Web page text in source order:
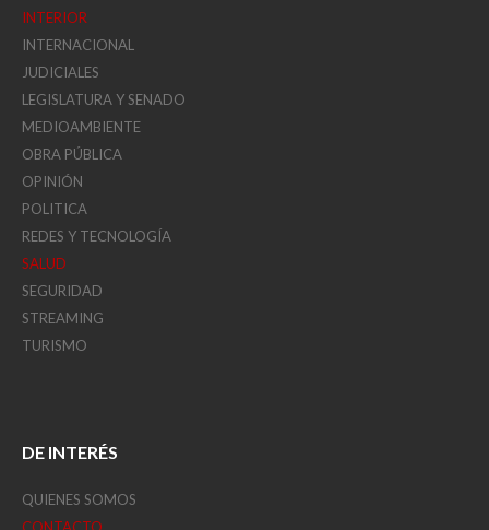
INTERIOR
INTERNACIONAL
JUDICIALES
LEGISLATURA Y SENADO
MEDIOAMBIENTE
OBRA PÚBLICA
OPINIÓN
POLITICA
REDES Y TECNOLOGÍA
SALUD
SEGURIDAD
STREAMING
TURISMO
DE INTERÉS
QUIENES SOMOS
CONTACTO